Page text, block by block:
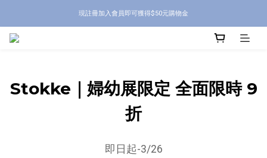
現註冊加入會員即可獲得$50元購物金
Stokke｜婦幼展限定 全面限時 9
折
即日起-3/26